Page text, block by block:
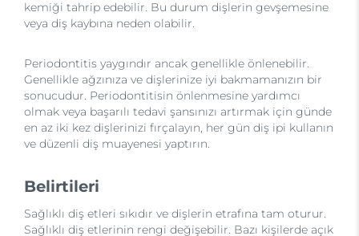
kemiği tahrip edebilir. Bu durum dişlerin gevşemesine
veya diş kaybına neden olabilir.
Periodontitis yaygındır ancak genellikle önlenebilir.
Genellikle ağzınıza ve dişlerinize iyi bakmamanızın bir
sonucudur. Periodontitisin önlenmesine yardımcı
olmak veya başarılı tedavi şansınızı artırmak için günde
en az iki kez dişlerinizi fırçalayın, her gün diş ipi kullanın
ve düzenli diş muayenesi yaptırın.
Belirtileri
Sağlıklı diş etleri sıkıdır ve dişlerin etrafına tam oturur.
Sağlıklı diş etlerinin rengi değişebilir. Bazı kişilerde açık